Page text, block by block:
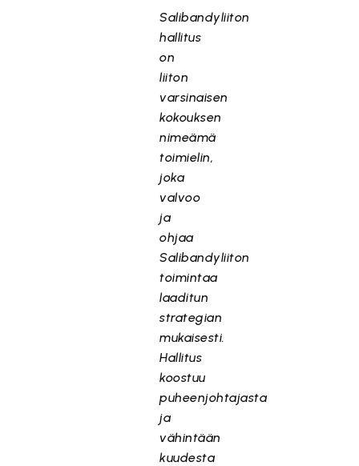
Salibandyliiton
hallitus
on
liiton
varsinaisen
kokouksen
nimeämä
toimielin,
joka
valvoo
ja
ohjaa
Salibandyliiton
toimintaa
laaditun
strategian
mukaisesti.
Hallitus
koostuu
puheenjohtajasta
ja
vähintään
kuudesta